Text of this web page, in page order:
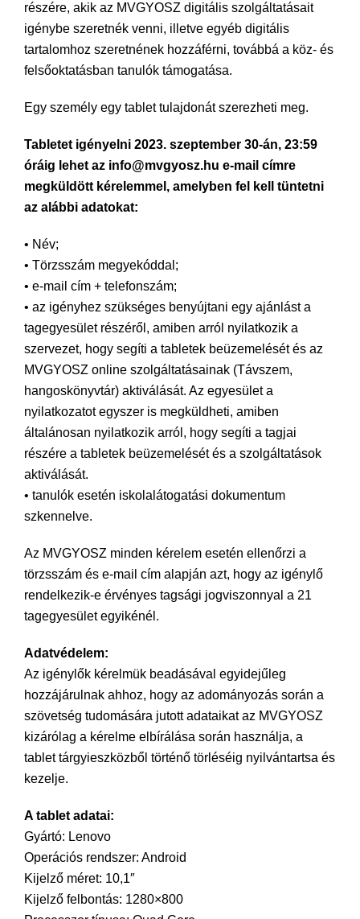
részére, akik az MVGYOSZ digitális szolgáltatásait
igénybe szeretnék venni, illetve egyéb digitális
tartalomhoz szeretnének hozzáférni, továbbá a köz- és
felsőoktatásban tanulók támogatása.
Egy személy egy tablet tulajdonát szerezheti meg.
Tabletet igényelni 2023. szeptember 30-án, 23:59
óráig lehet az info@mvgyosz.hu e-mail címre
megküldött kérelemmel, amelyben fel kell tüntetni
az alábbi adatokat:
• Név;
• Törzsszám megyekóddal;
• e-mail cím + telefonszám;
• az igényhez szükséges benyújtani egy ajánlást a
tagegyesület részéről, amiben arról nyilatkozik a
szervezet, hogy segíti a tabletek beüzemelését és az
MVGYOSZ online szolgáltatásainak (Távszem,
hangoskönyvtár) aktiválását. Az egyesület a
nyilatkozatot egyszer is megküldheti, amiben
általánosan nyilatkozik arról, hogy segíti a tagjai
részére a tabletek beüzemelését és a szolgáltatások
aktiválását.
• tanulók esetén iskolalátogatási dokumentum
szkennelve.
Az MVGYOSZ minden kérelem esetén ellenőrzi a
törzsszám és e-mail cím alapján azt, hogy az igénylő
rendelkezik-e érvényes tagsági jogviszonnyal a 21
tagegyesület egyikénél.
Adatvédelem:
Az igénylők kérelmük beadásával egyidejűleg
hozzájárulnak ahhoz, hogy az adományozás során a
szövetség tudomására jutott adataikat az MVGYOSZ
kizárólag a kérelme elbírálása során használja, a
tablet tárgyieszközből történő törléséig nyilvántartsa és
kezelje.
A tablet adatai:
Gyártó: Lenovo
Operációs rendszer: Android
Kijelző méret: 10,1″
Kijelző felbontás: 1280×800